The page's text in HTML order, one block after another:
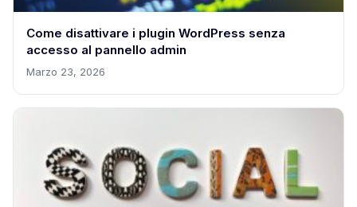
Come disattivare i plugin WordPress senza
accesso al pannello admin
Marzo 23, 2026